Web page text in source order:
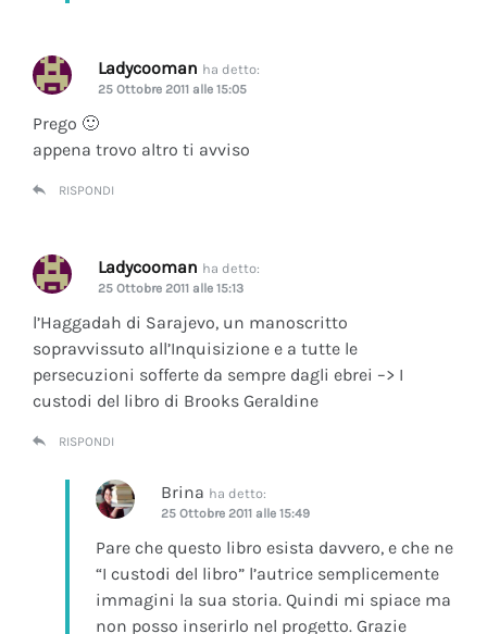
Ladycooman ha detto:
25 Ottobre 2011 alle 15:05
Prego 🙂
appena trovo altro ti avviso
RISPONDI
Ladycooman ha detto:
25 Ottobre 2011 alle 15:13
l’Haggadah di Sarajevo, un manoscritto
sopravvissuto all’Inquisizione e a tutte le
persecuzioni sofferte da sempre dagli ebrei –> I
custodi del libro di Brooks Geraldine
RISPONDI
Brina ha detto:
25 Ottobre 2011 alle 15:49
Pare che questo libro esista davvero, e che ne
“I custodi del libro” l’autrice semplicemente
immagini la sua storia. Quindi mi spiace ma
non posso inserirlo nel progetto. Grazie